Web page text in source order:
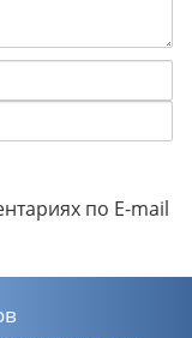
по E-mail